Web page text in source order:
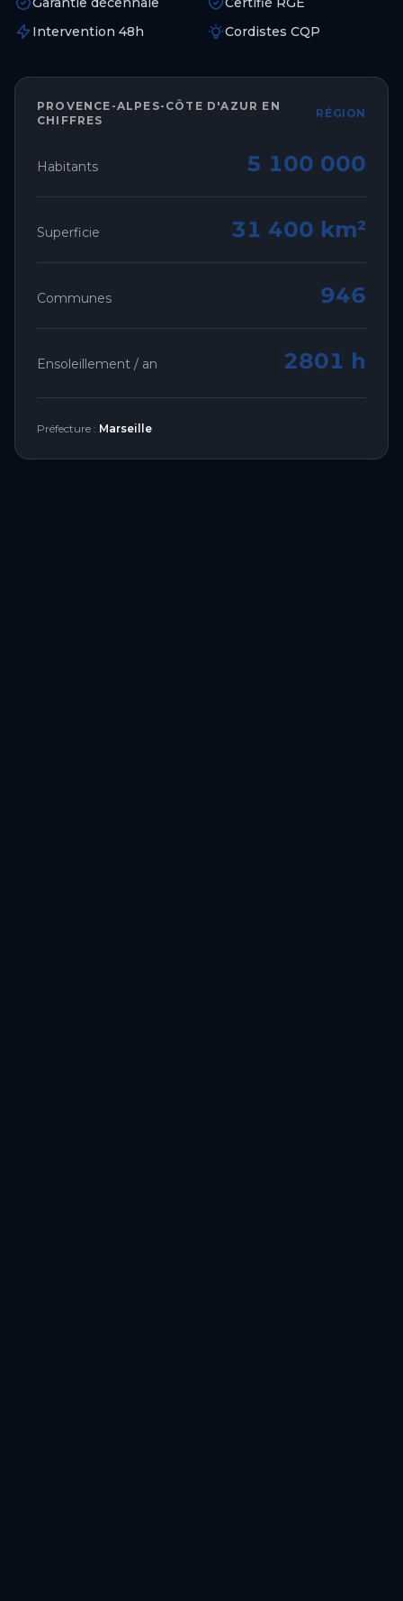
Intervention 48h
Cordistes CQP
PROVENCE-ALPES-CÔTE D'AZUR EN
CHIFFRES
RÉGION
Habitants 5 100 000
Superficie 31 400 km²
Communes 946
Ensoleillement / an 2801 h
Préfecture : Marseille